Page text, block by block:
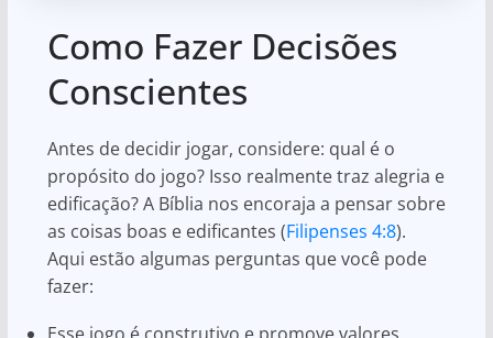
Como Fazer Decisões
Conscientes
Antes de decidir jogar, considere: qual é o
propósito do jogo? Isso realmente traz alegria e
edificação? A Bíblia nos encoraja a pensar sobre
as coisas boas e edificantes (Filipenses 4:8).
Aqui estão algumas perguntas que você pode
fazer:
Esse jogo é construtivo e promove valores